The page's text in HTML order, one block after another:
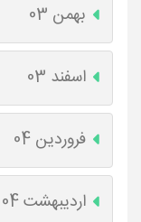
بهمن 03
اسفند 03
فروردین 04
اردیبهشت 04